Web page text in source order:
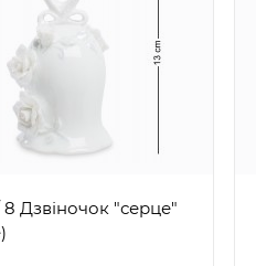
8 Дзвіночок "серце"